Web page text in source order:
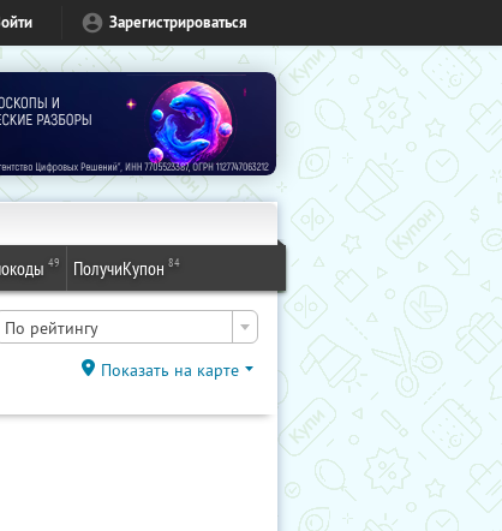
Зарегистрироваться
49 ПолучиКупон 84
По рейтингу
Показать на карте